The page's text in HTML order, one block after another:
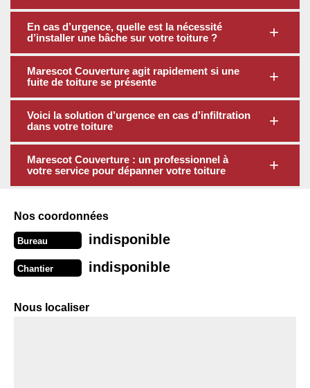
En cas d’urgence, quelle est la nécessité
d’installer une bâche sur votre toiture ?
Marescot Couverture agit rapidement si une
fuite de toiture se présente
Voici la solution d’urgence en cas d’infiltration
dans votre toiture
Marescot Couverture : un professionnel à
votre service pour dépanner votre toiture
Nos coordonnées
Bureau indisponible
Chantier indisponible
Nous localiser